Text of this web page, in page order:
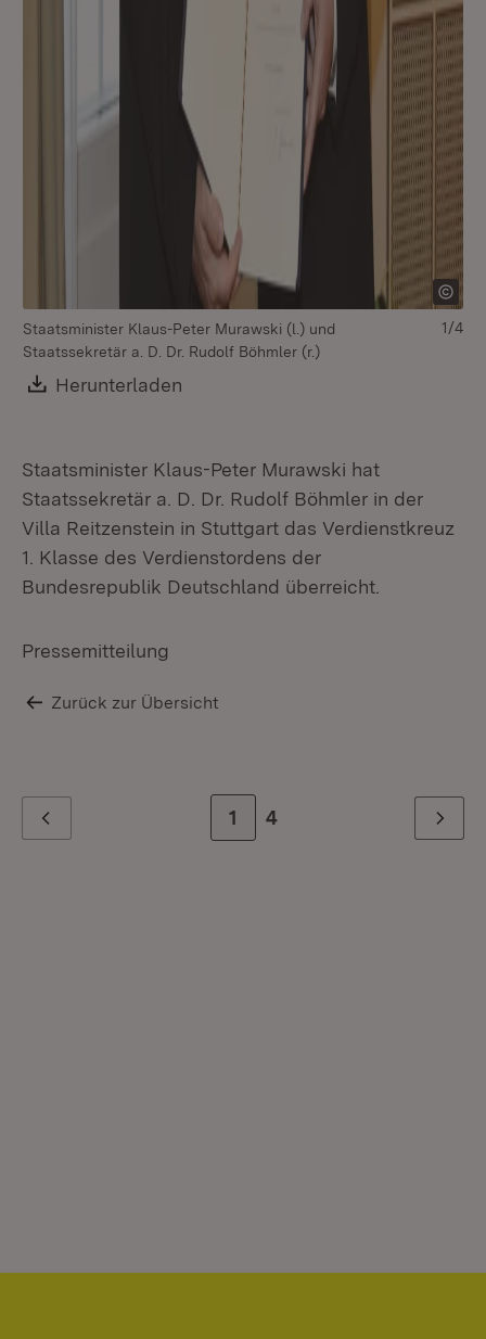
Staatsminister Klaus-Peter Murawski (l.) und
Staatssekretär a. D. Dr. Rudolf Böhmler (r.)
Download:
Herunterladen
1/4
Staatsminister Klaus-Peter Murawski hat
Staatssekretär a. D. Dr. Rudolf Böhmler in der
Villa Reitzenstein in Stuttgart das Verdienstkreuz
1. Klasse des Verdienstordens der
Bundesrepublik Deutschland überreicht.
Pressemitteilung
Zurück zur Übersicht
Zur Seite
1 Zur letzten Seite
4 Weiter